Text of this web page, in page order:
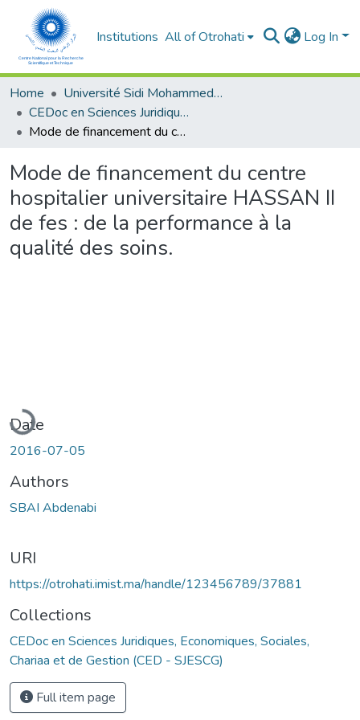
Institutions All of Otrohati Log In
Home
Université Sidi Mohammed Ben Abdellah - Fès
CEDoc en Sciences Juridiques, Economiques, Sociales, Chariaa et de Gestion (CED - SJESCG)
Mode de financement du centre hospitalier universitaire HASSAN II de fes : de la performance à la qualité des soins.
Mode de financement du centre
hospitalier universitaire HASSAN II
de fes : de la performance à la
qualité des soins.
Loading...
Date
2016-07-05
Authors
SBAI Abdenabi
URI
https://otrohati.imist.ma/handle/123456789/37881
Collections
CEDoc en Sciences Juridiques, Economiques, Sociales,
Chariaa et de Gestion (CED - SJESCG)
Full item page